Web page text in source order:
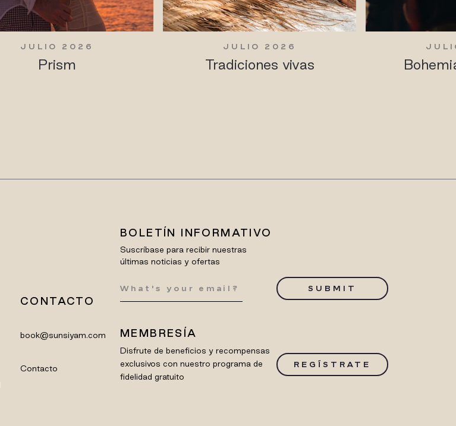
JULIO 2026
Prism
JULIO 2026
Tradiciones vivas
CONTACTO
book@sunsiyam.com
Contacto
BOLETÍN INFORMATIVO
Suscríbase para recibir nuestras
últimas noticias y ofertas
SUBMIT
MEMBRESÍA
Disfrute de beneficios y recompensas
exclusivos con nuestro programa de
fidelidad gratuito
REGÍSTRATE